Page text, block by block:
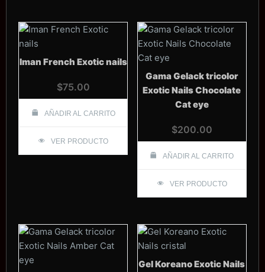
Iman French Exotic nails
$75.00
AÑADIR AL CARRITO
VER PRODUCTO
Gama Gelack tricolor
Exotic Nails Chocolate
Cat eye
$200.00
AÑADIR AL CARRITO
VER PRODUCTO
Gel Koreano Exotic Nails